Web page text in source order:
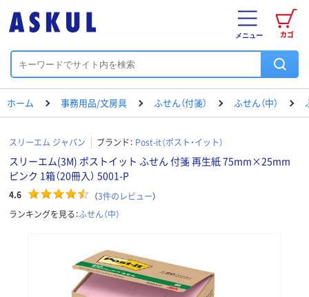
カゴ
メニュー
ホーム 事務用品/文房具 ふせん（付箋） ふせん（中）
スリーエム ジャパン ブランド： Post-it（ポスト・イット）
スリーエム(3M) ポストイット ふせん 付箋 再生紙 75mm×25mm
ピンク 1箱（20冊入） 5001-P
4.6 （3件のレビュー）
ランキングを見る：ふせん（中）